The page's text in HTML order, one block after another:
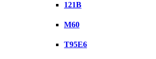
121B
M60
T95E6